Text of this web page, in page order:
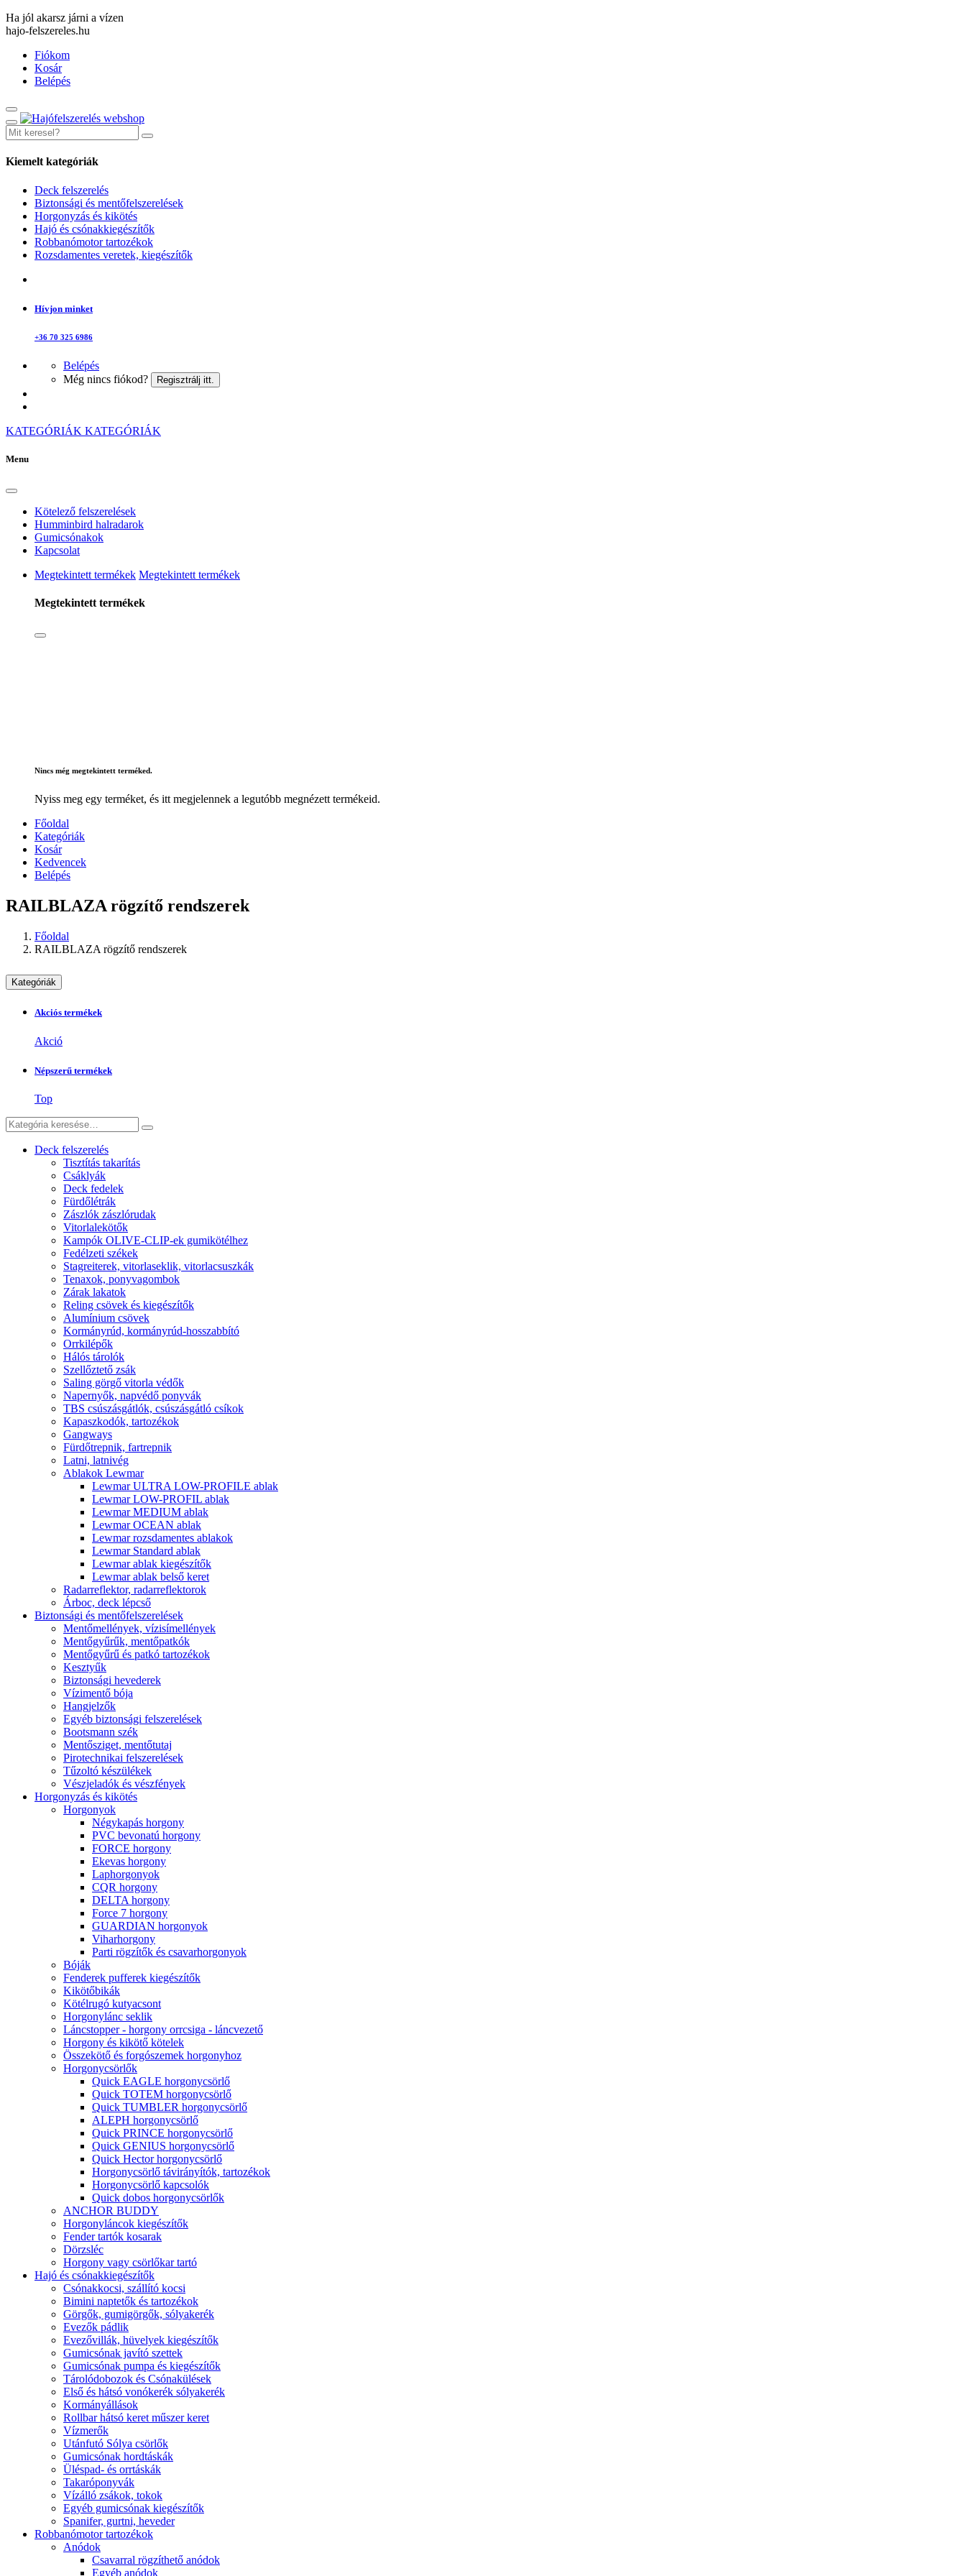
Ha jól akarsz járni a vízen
hajo-felszereles.hu
Fiókom
Kosár
Belépés
Kiemelt kategóriák
Deck felszerelés
Biztonsági és mentőfelszerelések
Horgonyzás és kikötés
Hajó és csónakkiegészítők
Robbanómotor tartozékok
Rozsdamentes veretek, kiegészítők
Hívjon minket
+36 70 325 6986
Belépés
Még nincs fiókod?
Regisztrálj itt.
KATEGÓRIÁK KATEGÓRIÁK
Menu
Kötelező felszerelések
Humminbird halradarok
Gumicsónakok
Kapcsolat
Megtekintett termékek Megtekintett termékek
Megtekintett termékek
Nincs még megtekintett terméked.
Nyiss meg egy terméket, és itt megjelennek a legutóbb megnézett termékeid.
Főoldal
Kategóriák
Kosár
Kedvencek
Belépés
RAILBLAZA rögzítő rendszerek
Főoldal
RAILBLAZA rögzítő rendszerek
Kategóriák
Akciós termékek
Akció
Népszerű termékek
Top
Deck felszerelés
Tisztítás takarítás
Csáklyák
Deck fedelek
Fürdőlétrák
Zászlók zászlórudak
Vitorlalekötők
Kampók OLIVE-CLIP-ek gumikötélhez
Fedélzeti székek
Stagreiterek, vitorlaseklik, vitorlacsuszkák
Tenaxok, ponyvagombok
Zárak lakatok
Reling csövek és kiegészítők
Alumínium csövek
Kormányrúd, kormányrúd-hosszabbító
Orrkilépők
Hálós tárolók
Szellőztető zsák
Saling görgő vitorla védők
Napernyők, napvédő ponyvák
TBS csúszásgátlók, csúszásgátló csíkok
Kapaszkodók, tartozékok
Gangways
Fürdőtrepnik, fartrepnik
Latni, latnivég
Ablakok Lewmar
Lewmar ULTRA LOW-PROFILE ablak
Lewmar LOW-PROFIL ablak
Lewmar MEDIUM ablak
Lewmar OCEAN ablak
Lewmar rozsdamentes ablakok
Lewmar Standard ablak
Lewmar ablak kiegészítők
Lewmar ablak belső keret
Radarreflektor, radarreflektorok
Árboc, deck lépcső
Biztonsági és mentőfelszerelések
Mentőmellények, vízisímellények
Mentőgyűrűk, mentőpatkók
Mentőgyűrű és patkó tartozékok
Kesztyűk
Biztonsági hevederek
Vízimentő bója
Hangjelzők
Egyéb biztonsági felszerelések
Bootsmann szék
Mentősziget, mentőtutaj
Pirotechnikai felszerelések
Tűzoltó készülékek
Vészjeladók és vészfények
Horgonyzás és kikötés
Horgonyok
Négykapás horgony
PVC bevonatú horgony
FORCE horgony
Ekevas horgony
Laphorgonyok
CQR horgony
DELTA horgony
Force 7 horgony
GUARDIAN horgonyok
Viharhorgony
Parti rögzítők és csavarhorgonyok
Bóják
Fenderek pufferek kiegészítők
Kikötőbikák
Kötélrugó kutyacsont
Horgonylánc seklik
Láncstopper - horgony orrcsiga - láncvezető
Horgony és kikötő kötelek
Összekötő és forgószemek horgonyhoz
Horgonycsörlők
Quick EAGLE horgonycsörlő
Quick TOTEM horgonycsörlő
Quick TUMBLER horgonycsörlő
ALEPH horgonycsörlő
Quick PRINCE horgonycsörlő
Quick GENIUS horgonycsörlő
Quick Hector horgonycsörlő
Horgonycsörlő távirányítók, tartozékok
Horgonycsörlő kapcsolók
Quick dobos horgonycsörlők
ANCHOR BUDDY
Horgonyláncok kiegészítők
Fender tartók kosarak
Dörzsléc
Horgony vagy csörlőkar tartó
Hajó és csónakkiegészítők
Csónakkocsi, szállító kocsi
Bimini naptetők és tartozékok
Görgők, gumigörgők, sólyakerék
Evezők pádlik
Evezővillák, hüvelyek kiegészítők
Gumicsónak javító szettek
Gumicsónak pumpa és kiegészítők
Tárolódobozok és Csónakülések
Első és hátsó vonókerék sólyakerék
Kormányállások
Rollbar hátsó keret műszer keret
Vízmerők
Utánfutó Sólya csörlők
Gumicsónak hordtáskák
Üléspad- és orrtáskák
Takaróponyvák
Vízálló zsákok, tokok
Egyéb gumicsónak kiegészítők
Spanifer, gurtni, heveder
Robbanómotor tartozékok
Anódok
Csavarral rögzíthető anódok
Egyéb anódok